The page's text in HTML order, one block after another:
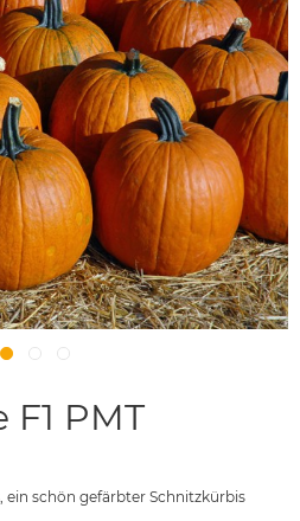
F1 PMT
ein schön gefärbter Schnitzkürbis